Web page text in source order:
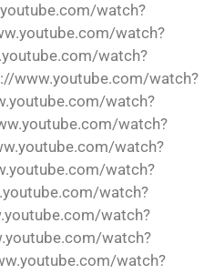
watch?
watch?
watch?
www.youtube.com/watch?
watch?
watch?
watch?
watch?
watch?
watch?
watch?
watch?